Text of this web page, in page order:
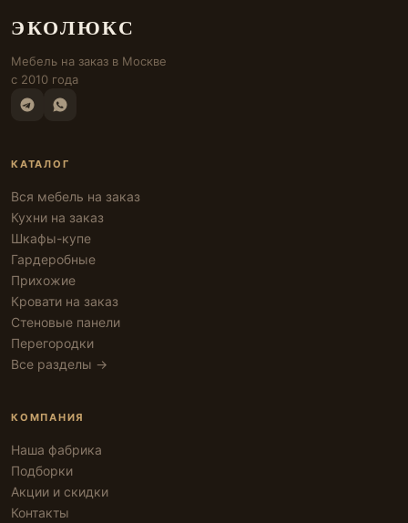
ЭКОЛЮКС
Мебель на заказ в Москве
с 2010 года
КАТАЛОГ
Вся мебель на заказ
Кухни на заказ
Шкафы-купе
Гардеробные
Прихожие
Кровати на заказ
Стеновые панели
Перегородки
Все разделы →
КОМПАНИЯ
Наша фабрика
Подборки
Акции и скидки
Контакты